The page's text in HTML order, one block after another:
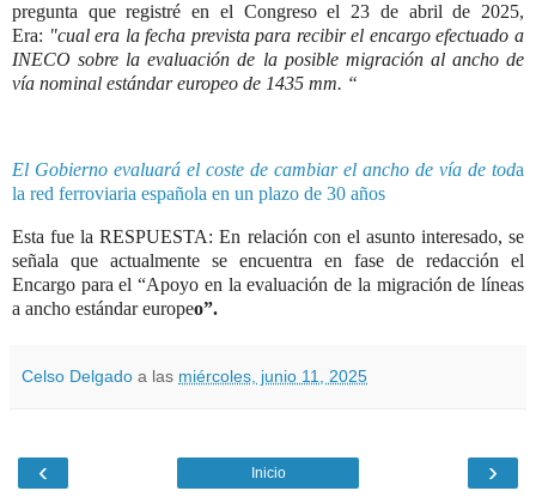
pregunta que registré en el Congreso el 23 de abril de 2025,
Era: "cual era la fecha prevista para recibir el encargo efectuado a
INECO sobre la evaluación de la posible migración al ancho de
vía nominal estándar europeo de 1435 mm. “
El Gobierno evaluará el coste de cambiar el ancho de vía de toda
la red ferroviaria española en un plazo de 30 años
Esta fue la RESPUESTA: En relación con el asunto interesado, se
señala que actualmente se encuentra en fase de redacción el
Encargo para el “Apoyo en la evaluación de la migración de líneas
a ancho estándar europeo”.
Celso Delgado a las miércoles, junio 11, 2025
‹ ›
Inicio